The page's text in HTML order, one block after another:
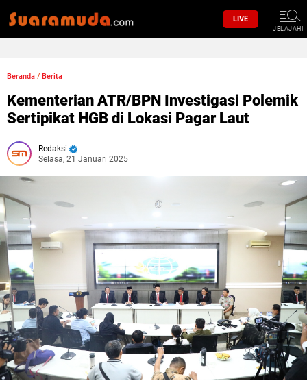
LIVE
JELAJAHI
Beranda / Berita
Kementerian ATR/BPN Investigasi Polemik
Sertipikat HGB di Lokasi Pagar Laut
Redaksi
Selasa, 21 Januari 2025